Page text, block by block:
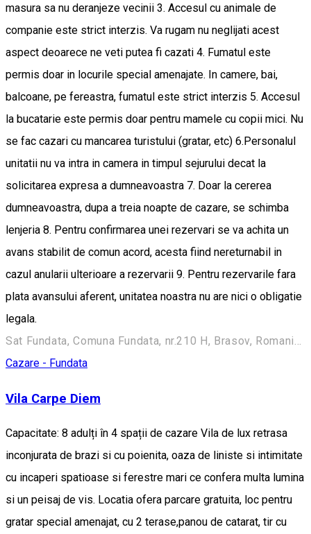
masura sa nu deranjeze vecinii 3. Accesul cu animale de
companie este strict interzis. Va rugam nu neglijati acest
aspect deoarece ne veti putea fi cazati 4. Fumatul este
permis doar in locurile special amenajate. In camere, bai,
balcoane, pe fereastra, fumatul este strict interzis 5. Accesul
la bucatarie este permis doar pentru mamele cu copii mici. Nu
se fac cazari cu mancarea turistului (gratar, etc) 6.Personalul
unitatii nu va intra in camera in timpul sejurului decat la
solicitarea expresa a dumneavoastra 7. Doar la cererea
dumneavoastra, dupa a treia noapte de cazare, se schimba
lenjeria 8. Pentru confirmarea unei rezervari se va achita un
avans stabilit de comun acord, acesta fiind nereturnabil in
cazul anularii ulterioare a rezervarii 9. Pentru rezervarile fara
plata avansului aferent, unitatea noastra nu are nici o obligatie
legala.
Sat Fundata, Comuna Fundata, nr.210 H, Brasov, Romania, 507070
Cazare - Fundata
Vila Carpe Diem
Capacitate: 8 adulți în 4 spații de cazare Vila de lux retrasa
inconjurata de brazi si cu poienita, oaza de liniste si intimitate
cu incaperi spatioase si ferestre mari ce confera multa lumina
si un peisaj de vis. Locatia ofera parcare gratuita, loc pentru
gratar special amenajat, cu 2 terase,panou de catarat, tir cu